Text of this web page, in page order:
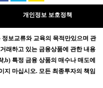
개인정보 보호정책
정보교류와 교육의 목적만있으며 관
래하고 있는 금융상품에 관한 내용
,b) 특정 금융 상품의 매수나 매도에
지 마십시오. 모든 최종투자의 책임